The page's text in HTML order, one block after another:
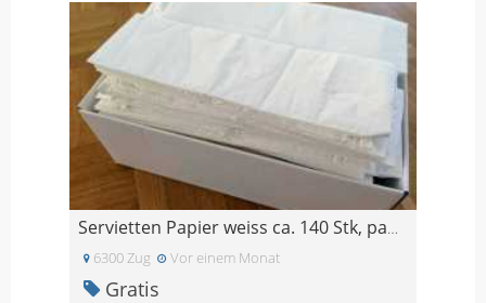
Servietten Papier weiss ca. 140 Stk, paper napkins
6300 Zug Vor einem Monat
Gratis